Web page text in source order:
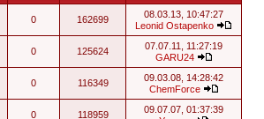
0 162699
08.03.13, 10:47:27
Leonid Ostapenko
0 125624
07.07.11, 11:27:19
GARU24
0 116349
09.03.08, 14:28:42
ChemForce
0 118959
09.07.07, 01:37:39